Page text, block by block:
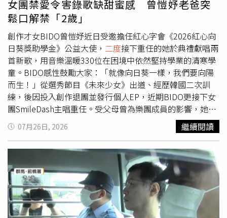
協調。據了解，原本雙方可望透過互相道歉化解爭議，但網
路消息稱，主辦單位GMMTV拒絕和解，並認為當事人公開
現場影片影響泰國形象及觀光聲譽，考慮循司法程序提起訴
訟。目前，當事女子已完成警方筆錄，並持續透過中國駐泰
國大使館協助維護自身權益，案件仍在調查處理中。
女團禁愛令害錄歌缺甜蜜感 曾愷妤老爸突
鬆口解禁「2歲」
創作才女BIDO曾愷妤近日受邀擔任紅心字會《2026紅心向
日葵獎助學金》公益大使， 二度接下重任的她於典禮獻唱兩
首新歌，用音樂溫暖330位在困境中依然堅持學業的清寒學
童。BIDO感性鼓勵大家：「就像向日葵一樣，我們要向陽
而生！」從選秀節目《未來少女》出道、經歷韓國二次訓
練，後因投入創作退團並發行個人EP，近期BIDO更接下女
團SmileDash主唱重任。受父母曾為樂團成員的影響，她自
小懷抱組團夢，13歲便遠赴北京當練習生。她以自身經驗分
享，堅持夢想關鍵在於「夠喜歡、夠愛」，並提醒學子要相
信自己、忽視外界批評。BIDO曾愷妤擔任紅心字會向日葵
獎助學金公益大使。（圖／紅心字會提供）談及過去因女團
禁愛令而戀愛經驗較少，導致錄新歌時被製作人調侃「少了
愛的甜蜜感」，BIDO笑稱爸媽曾規定28歲後才能談戀愛，
即便現場旁人敲邊鼓，BIDO爸爸仍打趣將解禁年齡調為26
歲，逗笑眾人。身為頒獎大使，BIDO期許學童如同發芽的
07月26日, 2026 繼續閱讀